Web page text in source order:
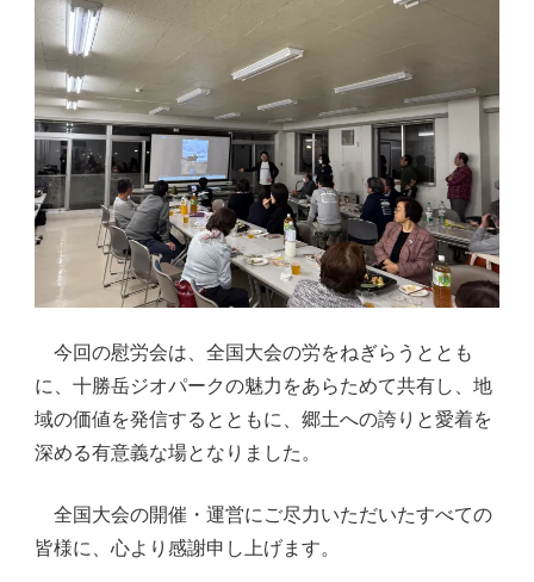
今回の慰労会は、全国大会の労をねぎらうととも
に、十勝岳ジオパークの魅力をあらためて共有し、地
域の価値を発信するとともに、郷土への誇りと愛着を
深める有意義な場となりました。
全国大会の開催・運営にご尽力いただいたすべての
皆様に、心より感謝申し上げます。